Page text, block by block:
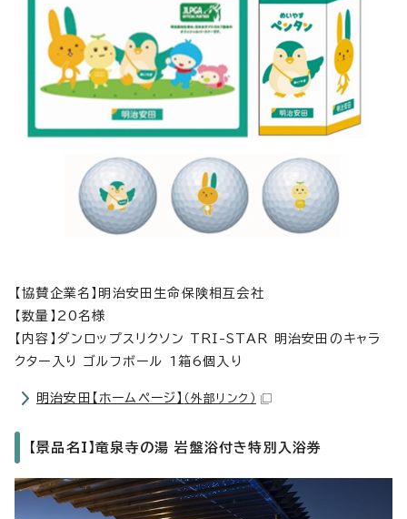
【協賛企業名】明治安田生命保険相互会社
【数量】20名様
【内容】ダンロップスリクソン TRI-STAR 明治安田のキャラ
クター入り ゴルフボール 1箱6個入り
明治安田【ホームページ】 （外部リンク）
【景品名I】竜泉寺の湯 岩盤浴付き特別入浴券